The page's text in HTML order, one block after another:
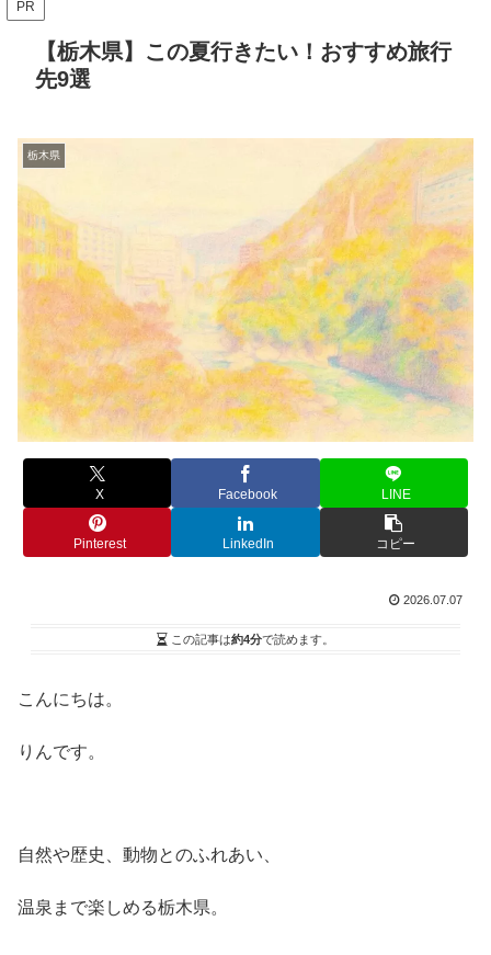
PR
【栃木県】この夏行きたい！おすすめ旅行
先9選
栃木県
X Facebook LINE
Pinterest LinkedIn コピー
2026.07.07
この記事は約4分で読めます。
こんにちは。
りんです。
自然や歴史、動物とのふれあい、
温泉まで楽しめる栃木県。